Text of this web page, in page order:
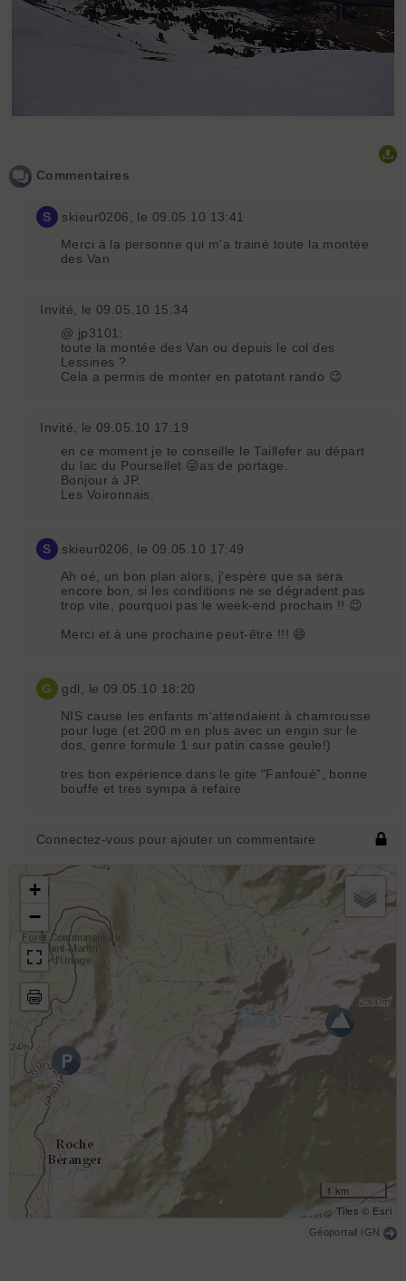
Commentaires
S skieur0206, le 09.05.10 13:41
Merci à la personne qui m'a trainé toute la montée
des Van
Invité, le 09.05.10 15:34
@ jp3101:
toute la montée des Van ou depuis le col des
Lessines ?
Cela a permis de monter en patotant rando 😉
Invité, le 09.05.10 17:19
en ce moment je te conseille le Taillefer au départ
du lac du Poursellet 😜as de portage.
Bonjour à JP.
Les Voironnais.
S skieur0206, le 09.05.10 17:49
Ah oé, un bon plan alors, j'espère que sa sera
encore bon, si les conditions ne se dégradent pas
trop vite, pourquoi pas le week-end prochain !! 😉
Merci et à une prochaine peut-être !!! 😄
G gdl, le 09.05.10 18:20
NIS cause les enfants m'attendaient à chamrousse
pour luge (et 200 m en plus avec un engin sur le
dos, genre formule 1 sur patin casse geule!)
tres bon expérience dans le gite "Fanfoué", bonne
bouffe et tres sympa à refaire
Connectez-vous pour ajouter un commentaire
+
−
1 km
Tiles © Esri
Géoportail IGN